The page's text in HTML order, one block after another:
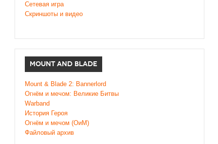
Сетевая игра
Скриншоты и видео
MOUNT AND BLADE
Mount & Blade 2: Bannerlord
Огнём и мечом: Великие Битвы
Warband
История Героя
Огнём и мечом (ОиМ)
Файловый архив